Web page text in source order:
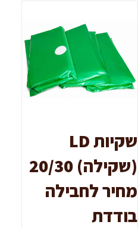
שקיות LD
(שקילה) 20/30
מחיר לחבילה
בודדת